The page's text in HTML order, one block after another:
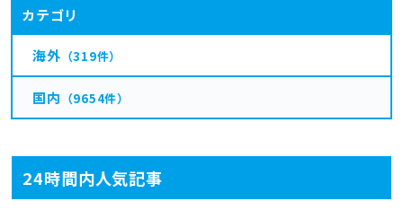
24時間内人気記事
カテゴリ
海外 （319件）
国内 （9654件）